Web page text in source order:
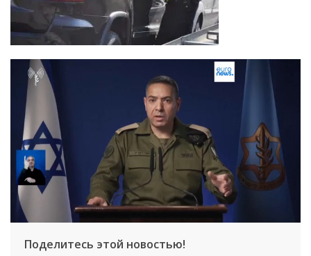
Поделитесь этой новостью!